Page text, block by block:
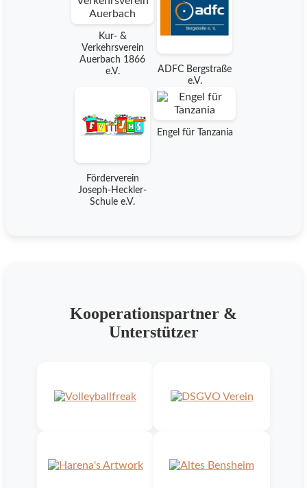
Kur- &
Verkehrsverein
Auerbach 1866
e.V.
ADFC Bergstraße
e.V.
Förderverein
Joseph-Heckler-
Schule e.V.
Engel für Tanzania
Kooperationspartner &
Unterstützer